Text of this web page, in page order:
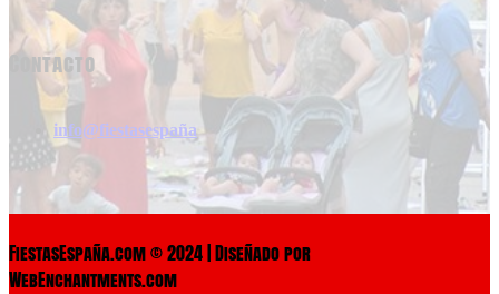
Contacto
info@fiestasespaña
FiestasEspaña.com © 2024 | Diseñado por
WebEnchantments.com